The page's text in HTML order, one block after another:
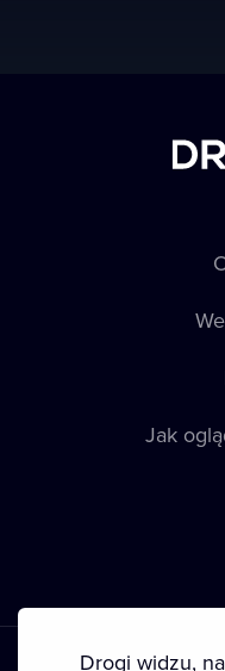
Jak
Drogi widzu,